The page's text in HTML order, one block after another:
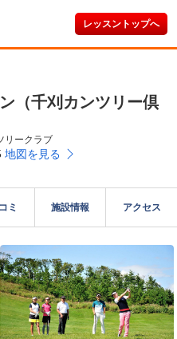
レッスントップへ
（千刈カンツリー倶
リークラブ
地図を見る
ミ 施設情報 アクセス